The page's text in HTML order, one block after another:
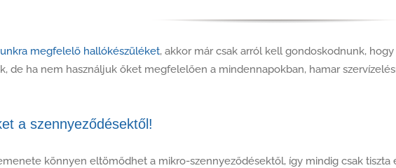
megfelelő hallókészüléket, akkor már csak arról kell gondoskodnunk,
de ha nem használjuk őket megfelelően a mindennapokban, hamar
a szennyeződésektől!
könnyen eltömődhet a mikro-szennyeződésektől, így mindig csak tiszta